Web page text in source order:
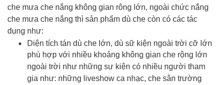
che mưa che nắng không gian rông lớn, ngoài chức nắng
che mưa che nắng thì sản phẩm dù che còn có các tác
dụng như:
Diện tích tán dù che lớn, dù sữ kiện ngoài trời cỡ lớn
phù hợp với nhiều khoảng không gian che rộng lớn
ngoài trời như những sự kiện có nhiều người tham
gia như: những liveshow ca nhạc, che sân trường